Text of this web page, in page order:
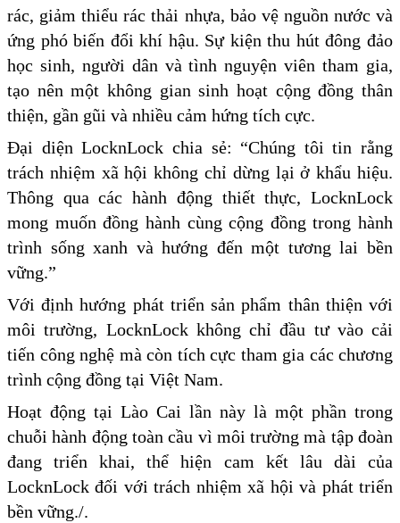
rác, giảm thiểu rác thải nhựa, bảo vệ nguồn nước và
ứng phó biến đổi khí hậu. Sự kiện thu hút đông đảo
học sinh, người dân và tình nguyện viên tham gia,
tạo nên một không gian sinh hoạt cộng đồng thân
thiện, gần gũi và nhiều cảm hứng tích cực.
Đại diện LocknLock chia sẻ: “Chúng tôi tin rằng
trách nhiệm xã hội không chỉ dừng lại ở khẩu hiệu.
Thông qua các hành động thiết thực, LocknLock
mong muốn đồng hành cùng cộng đồng trong hành
trình sống xanh và hướng đến một tương lai bền
vững.”
Với định hướng phát triển sản phẩm thân thiện với
môi trường, LocknLock không chỉ đầu tư vào cải
tiến công nghệ mà còn tích cực tham gia các chương
trình cộng đồng tại Việt Nam.
Hoạt động tại Lào Cai lần này là một phần trong
chuỗi hành động toàn cầu vì môi trường mà tập đoàn
đang triển khai, thể hiện cam kết lâu dài của
LocknLock đối với trách nhiệm xã hội và phát triển
bền vững./.